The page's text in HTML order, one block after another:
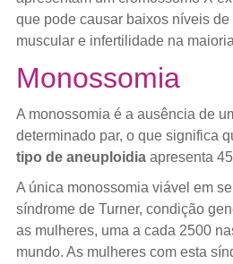
que pode causar baixos níveis
muscular e infertilidade na
Monossomia
A monossomia é a ausência de
determinado par, o que significa
tipo de aneuploidiaapresenta
A única monossomia viável em
síndrome de Turner, condição
as mulheres, uma a cada 2500
mundo. As mulheres com esta